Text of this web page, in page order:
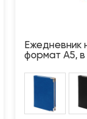
Ежедневник
формат А5, в